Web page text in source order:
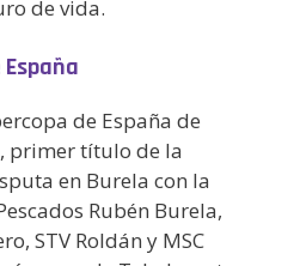
de vida.
de España de
primer título de la
en Burela con la
Rubén Burela,
STV Roldán y MSC